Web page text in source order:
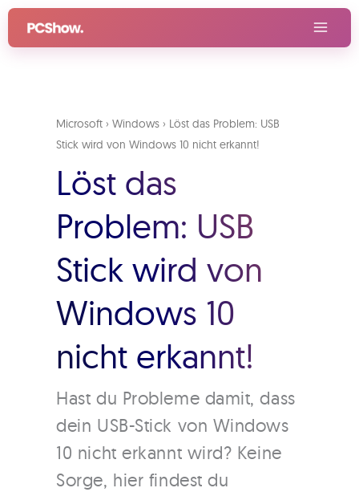
Zum
Inhalt
Microsoft ›Windows › Löst das Problem: USB
Stick wird von Windows 10 nicht erkannt!
Löst das
Problem: USB
Stick wird von
Windows 10
nicht erkannt!
Hast du Probleme damit, dass
dein USB-Stick von Windows
10 nicht erkannt wird? Keine
Sorge, hier findest du